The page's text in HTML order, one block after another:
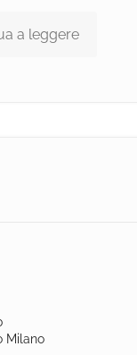
a leggere
Milano